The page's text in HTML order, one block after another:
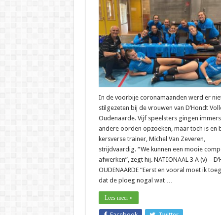
Van
Zeveren
laten
liggen”
In de voorbije coronamaanden werd er
stilgezeten bij de vrouwen van D’Hondt
Oudenaarde. Vijf speelsters gingen immers
andere oorden opzoeken, maar toch is en
kersverse trainer, Michel Van Zeveren,
strijdvaardig. “We kunnen een mooie
afwerken”, zegt hij. NATIONAAL 3 A (v) –
OUDENAARDE “Eerst en vooral moet ik
dat de ploeg nogal wat …
Lees meer »